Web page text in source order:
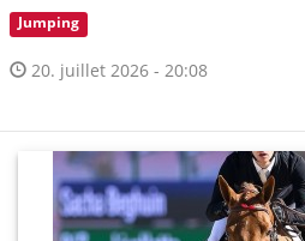
Jumping
20. juillet 2026 - 20:08